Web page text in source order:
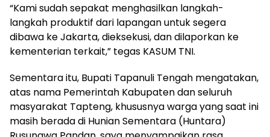
“Kami sudah sepakat menghasilkan langkah-
langkah produktif dari lapangan untuk segera
dibawa ke Jakarta, dieksekusi, dan dilaporkan ke
kementerian terkait,” tegas KASUM TNI.
Sementara itu, Bupati Tapanuli Tengah mengatakan,
atas nama Pemerintah Kabupaten dan seluruh
masyarakat Tapteng, khususnya warga yang saat ini
masih berada di Hunian Sementara (Huntara)